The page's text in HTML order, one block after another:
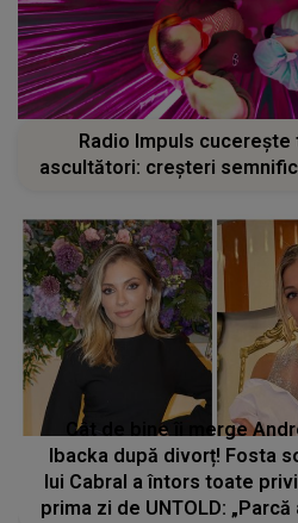
Radio Impuls cucerește
ascultători: creșteri
Cât de bine îi merge
Ibacka după divorț! Fosta
lui Cabral a întors toate
prima zi de UNTOLD: „Parcă